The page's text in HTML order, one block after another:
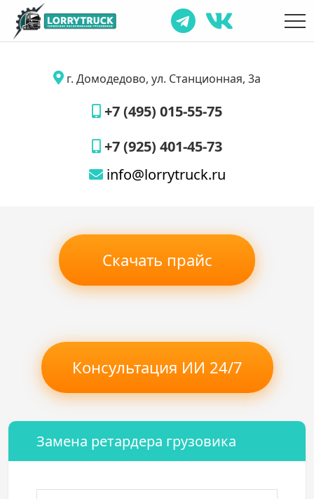
г. Домодедово, ул. Станционная, 3а
+7 (495) 015-55-75
+7 (925) 401-45-73
info@lorrytruck.ru
Скачать прайс
Консультация ИИ 24/7
Замена ретардера грузовика